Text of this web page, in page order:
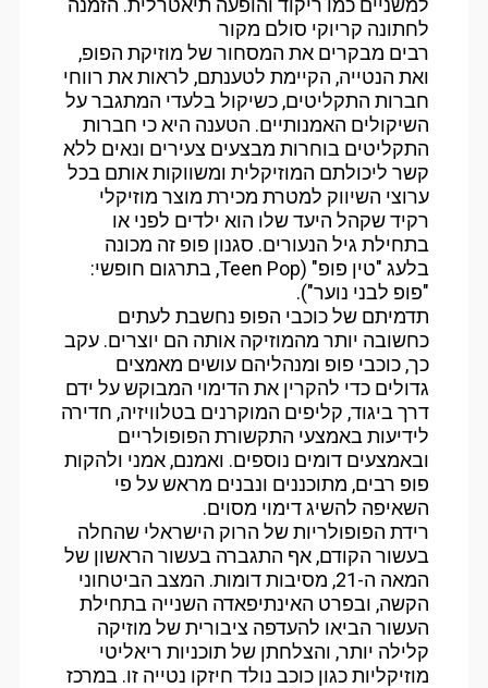
למשניים כמו ריקוד והופעה תיאטרלית. הזמנה
לחתונה קריוקי סולם מקור
רבים מבקרים את המסחור של מוזיקת הפופ,
ואת הנטייה, הקיימת לטענתם, לראות את רווחי
חברות התקליטים, כשיקול בלעדי המתגבר על
השיקולים האמנותיים. הטענה היא כי חברות
התקליטים בוחרות מבצעים צעירים ונאים ללא
קשר ליכולתם המוזיקלית ומשווקות אותם בכל
ערוצי השיווק למטרת מכירת מוצר מוזיקלי
רקיד שקהל היעד שלו הוא ילדים לפני או
בתחילת גיל הנעורים. סגנון פופ זה מכונה
בלעג "טין פופ" (Teen Pop, בתרגום חופשי:
"פופ לבני נוער").
תדמיתם של כוכבי הפופ נחשבת לעתים
כחשובה יותר מהמוזיקה אותה הם יוצרים. עקב
כך, כוכבי פופ ומנהליהם עושים מאמצים
גדולים כדי להקרין את הדימוי המבוקש על ידם
דרך ביגוד, קליפים המוקרנים בטלוויזיה, חדירה
לידיעות באמצעי התקשורת הפופולריים
ובאמצעים דומים נוספים. ואמנם, אמני ולהקות
פופ רבים, מתוכננים ונבנים מראש על פי
השאיפה להשיג דימוי מסוים.
רידת הפופולריות של הרוק הישראלי שהחלה
בעשור הקודם, אף התגברה בעשור הראשון של
המאה ה-21, מסיבות דומות. המצב הביטחוני
הקשה, ובפרט האינתיפאדה השנייה בתחילת
העשור הביאו להעדפה ציבורית של מוזיקה
קלילה יותר, והצלחתן של תוכניות ריאליטי
מוזיקליות כגון כוכב נולד חיזקו נטייה זו. במרכז